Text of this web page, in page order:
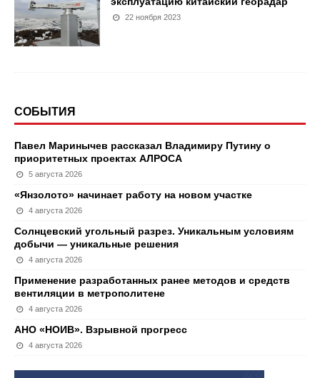
22 ноября 2023
СОБЫТИЯ
Павел Маринычев рассказал Владимиру Путину о
приоритетных проектах АЛРОСА
5 августа 2026
«Янзолото» начинает работу на новом участке
4 августа 2026
Солнцевский угольный разрез. Уникальным условиям
добычи — уникальные решения
4 августа 2026
Применение разработанных ранее методов и средств
вентиляции в метрополитене
4 августа 2026
АНО «НОИВ». Взрывной прогресс
4 августа 2026